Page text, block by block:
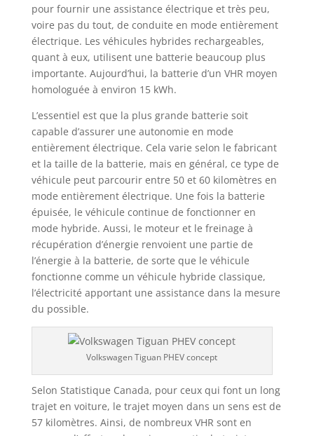
pour fournir une assistance électrique et très peu,
voire pas du tout, de conduite en mode entièrement
électrique. Les véhicules hybrides rechargeables,
quant à eux, utilisent une batterie beaucoup plus
importante. Aujourd’hui, la batterie d’un VHR moyen
homologuée à environ 15 kWh.
L’essentiel est que la plus grande batterie soit
capable d’assurer une autonomie en mode
entièrement électrique. Cela varie selon le fabricant
et la taille de la batterie, mais en général, ce type de
véhicule peut parcourir entre 50 et 60 kilomètres en
mode entièrement électrique. Une fois la batterie
épuisée, le véhicule continue de fonctionner en
mode hybride. Aussi, le moteur et le freinage à
récupération d’énergie renvoient une partie de
l’énergie à la batterie, de sorte que le véhicule
fonctionne comme un véhicule hybride classique,
l’électricité apportant une assistance dans la mesure
du possible.
Volkswagen Tiguan PHEV concept
Selon Statistique Canada, pour ceux qui font un long
trajet en voiture, le trajet moyen dans un sens est de
57 kilomètres. Ainsi, de nombreux VHR sont en